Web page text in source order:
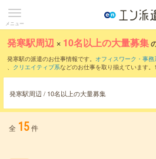
メニュー
発寒駅周辺 × 10名以上の大量募集
発寒駅の派遣のお仕事情報です。 オフィスワーク・事務
、 クリエイティブ系などのお仕事を取り揃えています
発寒駅周辺 / 10名以上の大量募集
全 15件